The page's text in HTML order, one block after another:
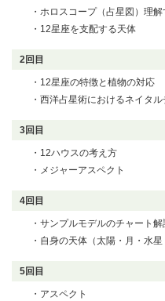
・ホロスコープ（占星図）理
・12星座を支配する天体
2回目
・12星座の特徴と植物の対応
・西洋占星術におけるネイタ
3回目
・12ハウスの考え方
・メジャーアスペクト
4回目
・サンプルモデルのチャート解
・自身の天体（太陽・月・水
5回目
・アスペクト